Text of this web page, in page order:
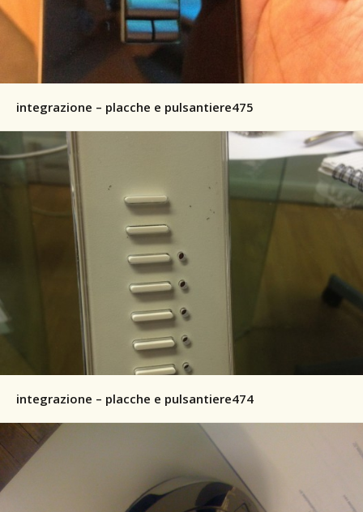
integrazione – placche e pulsantiere475
integrazione – placche e pulsantiere474